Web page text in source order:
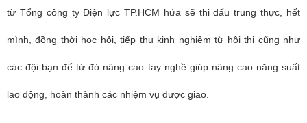
từ Tổng công ty Điện lực TP.HCM hứa sẽ thi đấu trung thực, hết
mình, đồng thời học hỏi, tiếp thu kinh nghiệm từ hội thi cũng như
các đội bạn để từ đó nâng cao tay nghề giúp nâng cao năng suất
lao động, hoàn thành các nhiệm vụ được giao.